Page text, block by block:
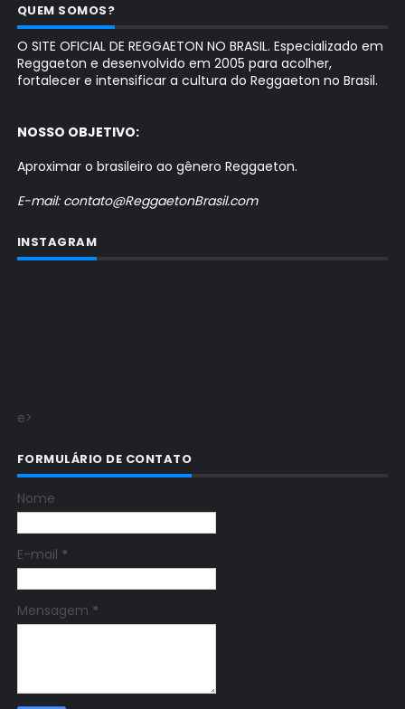
QUEM SOMOS?
O SITE OFICIAL DE REGGAETON NO BRASIL. Especializado em
Reggaeton e desenvolvido em 2005 para acolher,
fortalecer e intensificar a cultura do Reggaeton no Brasil.
NOSSO OBJETIVO:
Aproximar o brasileiro ao gênero Reggaeton.
E-mail: contato@ReggaetonBrasil.com
INSTAGRAM
e>
FORMULÁRIO DE CONTATO
Nome
E-mail *
Mensagem *